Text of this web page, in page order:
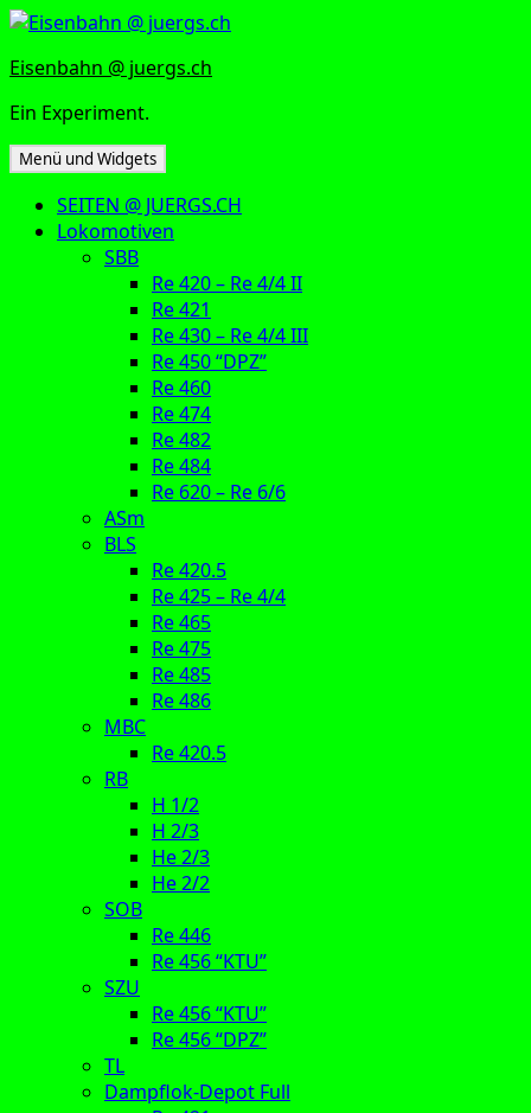
Zum
springen
Eisenbahn @ juergs.ch
Ein Experiment.
Menü und Widgets
SEITEN @ JUERGS.CH
Lokomotiven
SBB
Re 420 – Re 4/4 II
Re 421
Re 430 – Re 4/4 III
Re 450 “DPZ”
Re 460
Re 474
Re 482
Re 484
Re 620 – Re 6/6
ASm
BLS
Re 420.5
Re 425 – Re 4/4
Re 465
Re 475
Re 485
Re 486
MBC
Re 420.5
RB
H 1/2
H 2/3
He 2/3
He 2/2
SOB
Re 446
Re 456 “KTU”
SZU
Re 456 “KTU”
Re 456 “DPZ”
TL
Dampflok-Depot Full